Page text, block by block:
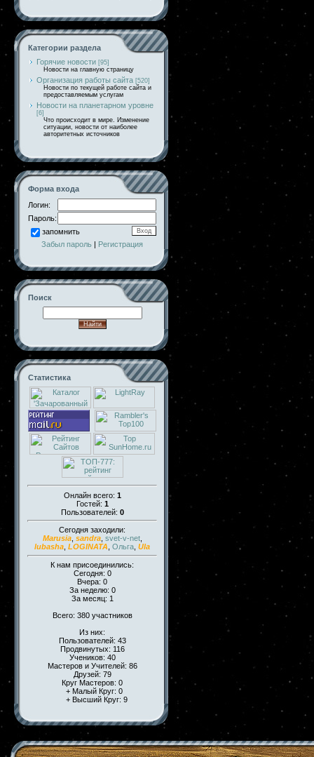
Категории раздела
Горячие новости [95]
Новости на главную страницу
Организация работы сайта [520]
Новости по текущей работе сайта и
предоставляемым услугам
Новости на планетарном уровне
[6]
Что происходит в мире. Изменение
ситуации, новости от наиболее
авторитетных источников
Форма входа
Логин:
Пароль:
запомнить
Забыл пароль | Регистрация
Поиск
Статистика
Онлайн всего: 1
Гостей: 1
Пользователей: 0
Сегодня заходили:
Marusia, sandra, svet-v-net,
lubasha LOGINATA Ольга Ula
К нам присоединились:
Сегодня: 0
Вчера: 0
За неделю: 0
За месяц: 1
Всего: 380 участников
Из них:
Пользователей: 43
Продвинутых: 116
Учеников: 40
Мастеров и Учителей: 86
Друзей: 79
Круг Мастеров: 0
+ Малый Круг: 0
+ Высший Круг: 9